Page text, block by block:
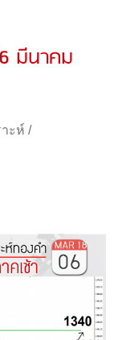
มีนาคม
ะห์ /